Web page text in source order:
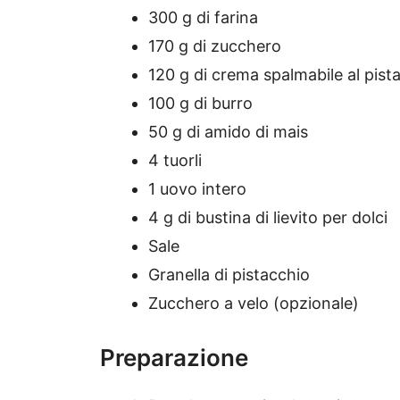
300 g di farina
170 g di zucchero
120 g di crema spalmabile al
100 g di burro
50 g di amido di mais
4 tuorli
1 uovo intero
4 g di bustina di lievito per dolci
Sale
Granella di pistacchio
Zucchero a velo (opzionale)
Preparazione